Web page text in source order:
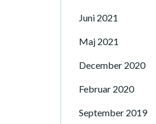
Juni 2021
Maj 2021
December 2020
Februar 2020
September 2019